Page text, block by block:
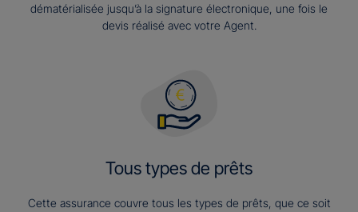
dématérialisée jusqu’à la signature électronique, une fois le
devis réalisé avec votre Agent.
Tous types de prêts
Cette assurance couvre tous les types de prêts, que ce soit